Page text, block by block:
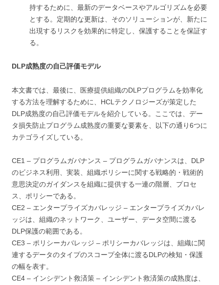
持するために、最新のデータベースやアルゴリズムを必要
とする。定期的な更新は、そのソリューションが、新たに
出現するリスクを効果的に特定し、保護することを保証す
る。
DLP成熟度の自己評価モデル
本文書では、最後に、医療提供組織のDLPプログラムを効率化
する方法を理解するために、HCLテクノロジーズが策定した
DLP成熟度の自己評価モデルを紹介している。ここでは、デー
タ損失防止プログラム成熟度の重要な要素を、以下の通り6つに
カテゴライズしている。
CE1 – プログラムガバナンス – プログラムガバナンスは、DLP
のビジネス利用、実装、組織ポリシーに関する戦略的・戦術的
意思決定のガイダンスを組織に提供する一連の階層、プロセ
ス、ポリシーである。
CE2 – エンタープライズカバレッジ – エンタープライズカバレ
ッジは、組織のネットワーク、ユーザー、データ空間に渡る
DLP保護の範囲である。
CE3 – ポリシーカバレッジ – ポリシーカバレッジは、組織に関
連するデータのタイプのスコープ全体に渡るDLPの検知・保護
の幅を表す。
CE4 – インシデント救済策 – インシデント救済策の成熟度は、